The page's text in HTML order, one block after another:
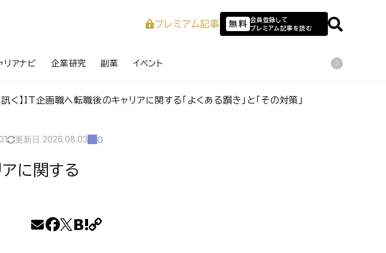
プレミアム記事 無料 会員登録して
プレミアム記事を読む
リアナビ 企業研究 副業 イベント
く】IT企画職へ転職後のキャリアに関する「よくある躓き」と「その対策」
更新日 2026.08.03 0
に関する